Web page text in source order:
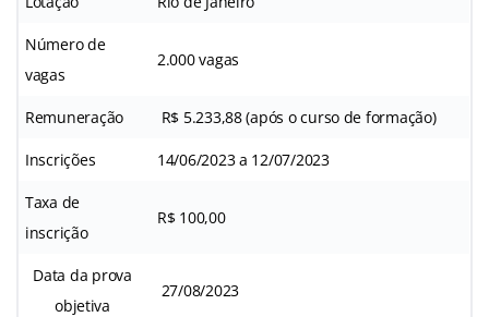
Número de
vagas
2.000 vagas
Remuneração R$ 5.233,88 (após o curso de formação)
Inscrições 14/06/2023 a 12/07/2023
Taxa de
inscrição
R$ 100,00
Data da prova
objetiva
27/08/2023